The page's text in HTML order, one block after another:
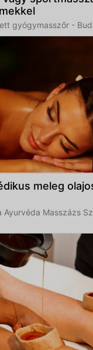
gyógymasszőr -
meleg
Ayurvéda Masszázs